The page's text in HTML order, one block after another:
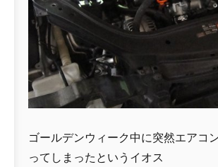
ゴールデンウィーク中に突然エアコ
ってしまったというイオス